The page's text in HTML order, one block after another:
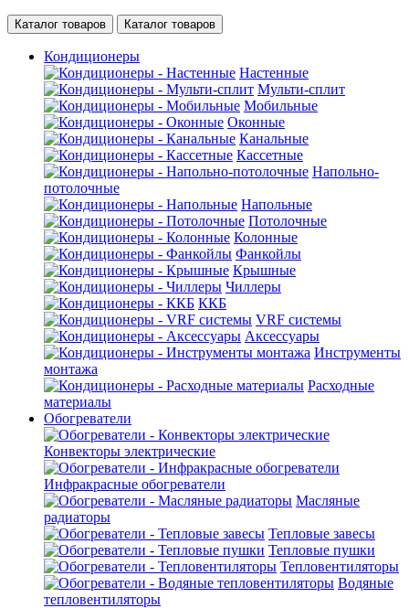
Каталог товаров Каталог товаров
Кондиционеры
Настенные
Мульти-сплит
Мобильные
Оконные
Канальные
Кассетные
Напольно-
потолочные
Напольные
Потолочные
Колонные
Фанкойлы
Крышные
Чиллеры
ККБ
VRF системы
Аксессуары
Инструменты
монтажа
Расходные
материалы
Обогреватели
Конвекторы электрические
Инфракрасные обогреватели
Масляные
радиаторы
Тепловые завесы
Тепловые пушки
Тепловентиляторы
Водяные
тепловентиляторы